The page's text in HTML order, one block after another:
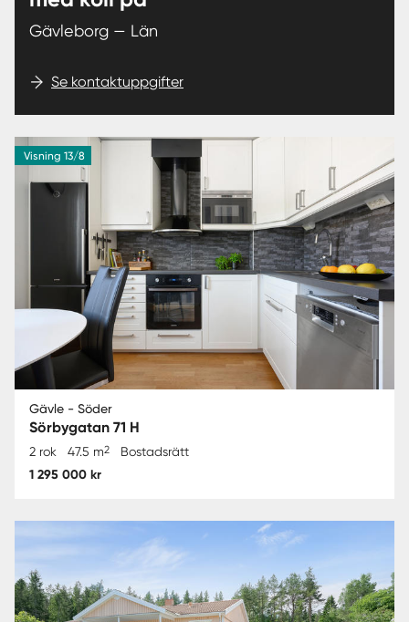
Gävleborg — Län
Se kontaktuppgifter
Visning 13/8
Gävle - Söder
Sörbygatan 71 H
2 rok 47.5 m2 Bostadsrätt
1 295 000 kr